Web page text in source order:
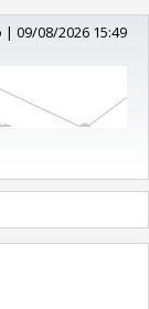
|09/08/2026 15:49